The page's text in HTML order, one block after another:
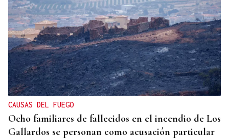
CAUSAS DEL FUEGO
Ocho familiares de fallecidos en el incendio de Los
Gallardos se personan como acusación particular